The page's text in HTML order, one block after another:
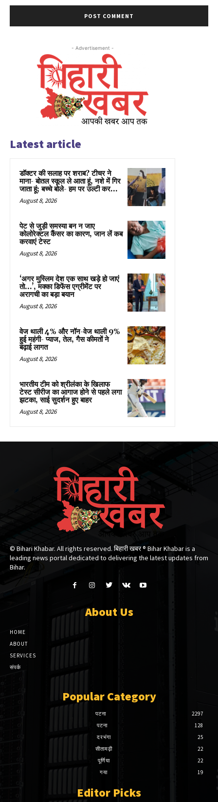
- Advertisement -
Latest article
डॉक्टर की सलाह पर शराब? टीचर ने
माना- बोतल स्कूल ले आता हूं, नशे में गिर
जाता हूं; बच्चे बोले- हम पर उल्टी कर...
August 8, 2026
पेट से जुड़ी समस्या बन न जाए
कोलोरेक्टल कैंसर का कारण, जान लें कब
करवाएं टेस्ट
August 8, 2026
‘अगर मुस्लिम देश एक साथ खड़े हो जाएं
तो…’, मक्का डिफेंस एग्रीमेंट पर
अरागची का बड़ा बयान
August 8, 2026
वेज थाली 4% और नॉन-वेज थाली 9%
हुई महंगी- प्याज, तेल, गैस कीमतों ने
बढ़ाई लागत
August 8, 2026
भारतीय टीम को श्रीलंका के खिलाफ
टेस्ट सीरीज का आगाज होने से पहले लगा
झटका, साई सुदर्शन हुए बाहर
August 8, 2026
© Bihari Khabar. All rights reserved. बिहारी खबर ®​ Bihar Khabar is a
leading news portal dedicated to delivering the latest updates from
Bihar.
About Us
HOME
ABOUT
SERVICES
संपर्क
Popular Category
पटना
2297
पटना
128
दरभंगा
25
सीतामढ़ी
22
पूर्णिया
22
गया
19
Editor Picks